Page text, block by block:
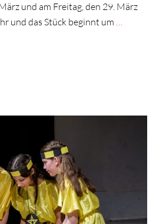
und am Freitag, den 29. März
und das Stück beginnt um …